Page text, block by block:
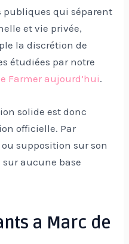
publiques qui séparent
et vie privée,
la discrétion de
étudiées par notre
Farmer aujourd’hui.
solide est donc
officielle. Par
supposition sur son
sur aucune base
a Marc de